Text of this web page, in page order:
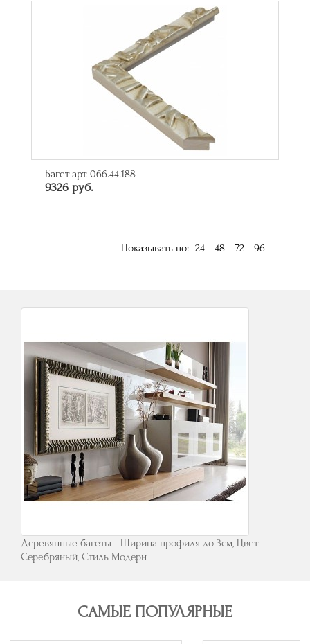
Багет арт. 066.44.188
9326 руб.
Показывать по: 24 48 72 96
Деревянные багеты - Ширина профиля до 3см, Цвет
Серебряный, Стиль Модерн
САМЫЕ ПОПУЛЯРНЫЕ